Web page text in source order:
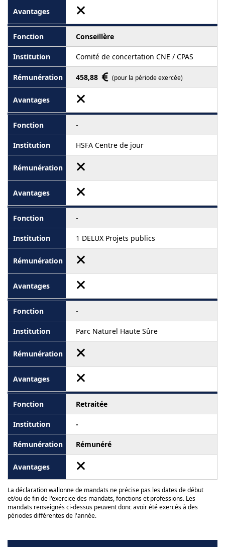
Conseillère
Comité de concertation CNE / CPAS
458,88 (pour la période exercée)
-
HSFA Centre de jour
-
1 DELUX Projets publics
-
Parc Naturel Haute Sûre
Retraitée
-
Rémunéré
La déclaration wallonne de mandats ne précise pas les dates de début
et/ou de fin de l'exercice des mandats, fonctions et professions. Les
mandats renseignés ci-dessus peuvent donc avoir été exercés à des
périodes différentes de l'année.